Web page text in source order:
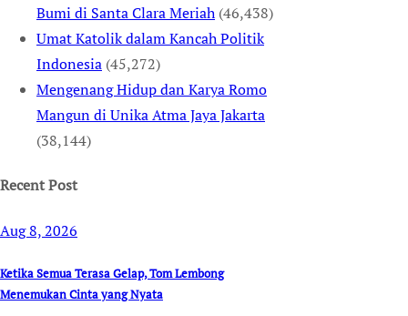
Bumi di Santa Clara Meriah (46,438)
Umat Katolik dalam Kancah Politik
Indonesia (45,272)
Mengenang Hidup dan Karya Romo
Mangun di Unika Atma Jaya Jakarta
(38,144)
Recent Post
Aug 8, 2026
Ketika Semua Terasa Gelap, Tom Lembong
Menemukan Cinta yang Nyata